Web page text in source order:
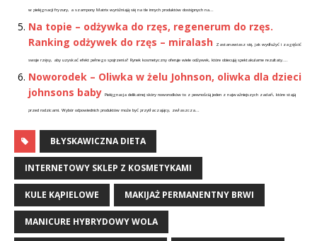
w pielęgnacji fryzury, a szampony Matrix wyróżniają się na tle innych produktów dostępnych na...
Na topie – odżywka do rzęs, regenerum do rzęs.
Ranking odżywek do rzęs – miralash
Zastanawiasz się, jak wydłużyć i zagęścić
swoje rzęsy, aby uzyskać efekt pełnego spojrzenia? Rynek kosmetyczny oferuje wiele odżywek, które obiecują spektakularne rezultaty....
Noworodek – Oliwka w żelu Johnson, oliwka dla dzieci
johnsons baby Pielęgnacja delikatnej skóry noworodków to z pewnością jeden z najważniejszych zadań, które stają
przed rodzicami. Wybór odpowiednich produktów może być przytłaczający, zwłaszcza...
BŁYSKAWICZNA DIETA
INTERNETOWY SKLEP Z KOSMETYKAMI
KULE KĄPIELOWE MAKIJAŻ PERMANENTNY BRWI
MANICURE HYBRYDOWY WOLA